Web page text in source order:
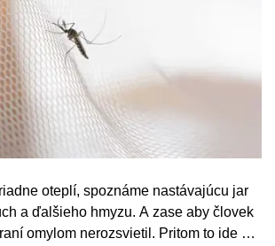
oteplí, spoznáme nastávajúcu jar
a ďalšieho hmyzu. A zase aby človek
omylom nerozsvietil. Pritom to ide aj